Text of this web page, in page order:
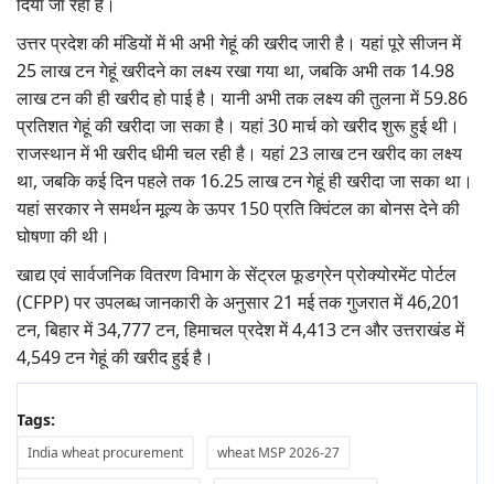
उत्तर प्रदेश की मंडियों में भी अभी गेहूं की खरीद जारी है। यहां पूरे सीजन में
25 लाख टन गेहूं खरीदने का लक्ष्य रखा गया था, जबकि अभी तक 14.98
लाख टन की ही खरीद हो पाई है। यानी अभी तक लक्ष्य की तुलना में 59.86
प्रतिशत गेहूं की खरीदा जा सका है। यहां 30 मार्च को खरीद शुरू हुई थी।
राजस्थान में भी खरीद धीमी चल रही है। यहां 23 लाख टन खरीद का लक्ष्य
था, जबकि कई दिन पहले तक 16.25 लाख टन गेहूं ही खरीदा जा सका था।
यहां सरकार ने समर्थन मूल्य के ऊपर 150 प्रति क्विंटल का बोनस देने की
घोषणा की थी।
खाद्य एवं सार्वजनिक वितरण विभाग के सेंट्रल फूडग्रेन प्रोक्योरमेंट पोर्टल
(CFPP) पर उपलब्ध जानकारी के अनुसार 21 मई तक गुजरात में 46,201
टन, बिहार में 34,777 टन, हिमाचल प्रदेश में 4,413 टन और उत्तराखंड में
4,549 टन गेहूं की खरीद हुई है।
Tags:
India wheat procurement wheat MSP 2026-27